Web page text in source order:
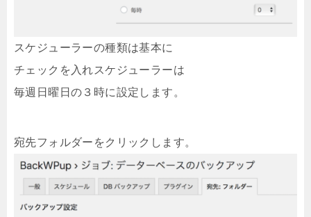
スケジューラーの種類は基本に
チェックを入れスケジューラーは
毎週日曜日の３時に設定します。
宛先フォルダーをクリックします。